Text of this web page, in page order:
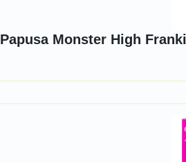
Papusa Monster High